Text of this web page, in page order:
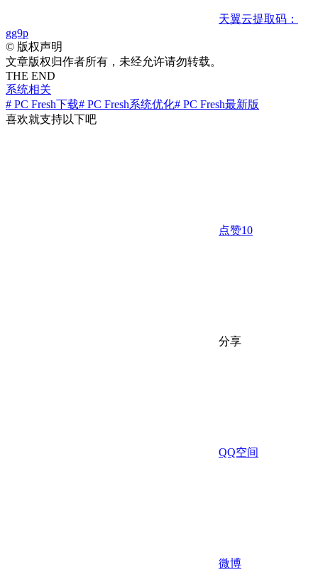
天翼云提取码：
gg9p
© 版权声明
文章版权归作者所有，未经允许请勿转载。
THE END
系统相关
# PC Fresh下载# PC Fresh系统优化# PC Fresh最新版
喜欢就支持以下吧
点赞10
分享
QQ空间
微博